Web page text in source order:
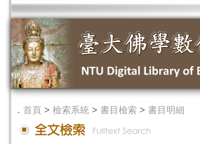
． 首頁 > 檢索系統 > 書目檢索 > 書目明細